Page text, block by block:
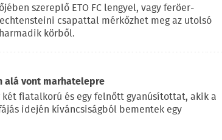
szereplő ETO FC lengyel, vagy feröer-
csapattal mérkőzhet meg az utolsó
körből.
alá vont marhatelepre
két fiatalkorú és egy felnőtt gyanúsítottat, akik a
idején kíváncsiságból bementek egy